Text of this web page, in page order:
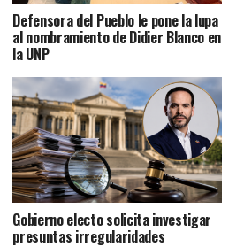
Defensora del Pueblo le pone la lupa
al nombramiento de Didier Blanco en
la UNP
Gobierno electo solicita investigar
presuntas irregularidades